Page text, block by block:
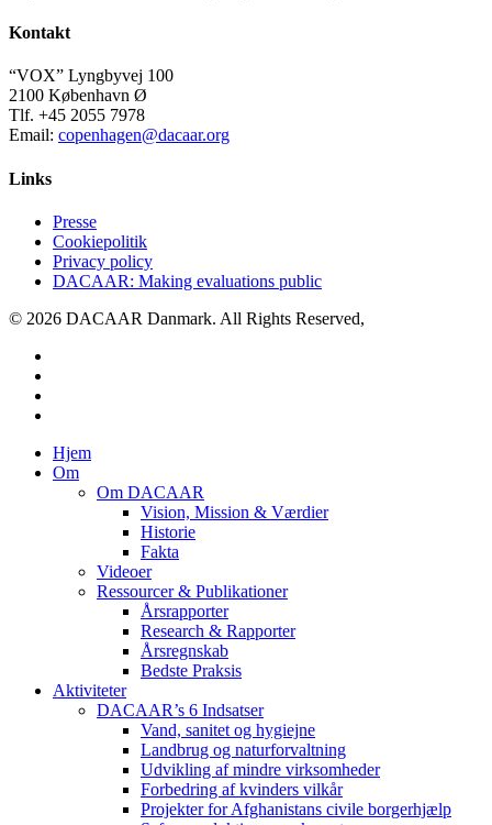
Kontakt
“VOX” Lyngbyvej 100
2100 København Ø
Tlf. +45 2055 7978
Email: copenhagen@dacaar.org
Links
Presse
Cookiepolitik
Privacy policy
DACAAR: Making evaluations public
© 2026 DACAAR Danmark. All Rights Reserved,
Close
Menu
Hjem
Om
Om DACAAR
Vision, Mission & Værdier
Historie
Fakta
Videoer
Ressourcer & Publikationer
Årsrapporter
Research & Rapporter
Årsregnskab
Bedste Praksis
Aktiviteter
DACAAR’s 6 Indsatser
Vand, sanitet og hygiejne
Landbrug og naturforvaltning
Udvikling af mindre virksomheder
Forbedring af kvinders vilkår
Projekter for Afghanistans civile borgerhjælp